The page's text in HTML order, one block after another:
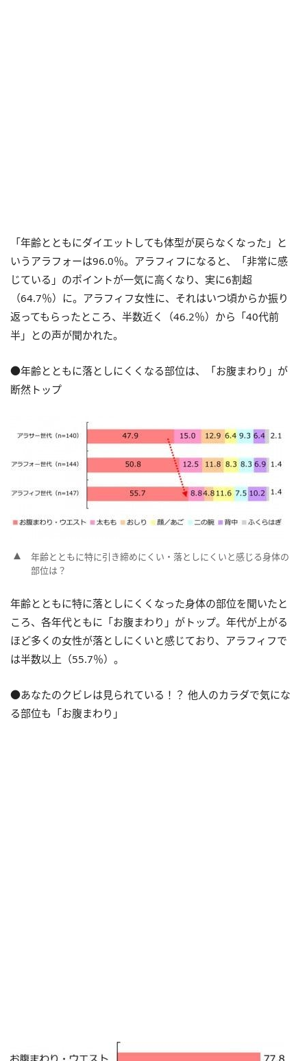
「年齢とともにダイエットしても体型が戻らなくなった」と
いうアラフォーは96.0％。アラフィフになると、「非常に感
じている」のポイントが一気に高くなり、実に6割超
（64.7％）に。アラフィフ女性に、それはいつ頃からか振り
返ってもらったところ、半数近く（46.2％）から「40代前
半」との声が聞かれた。
●年齢とともに落としにくくなる部位は、「お腹まわり」が
断然トップ
年齢とともに特に引き締めにくい・落としにくいと感じる身体の
部位は？
年齢とともに特に落としにくくなった身体の部位を聞いたと
ころ、各年代ともに「お腹まわり」がトップ。年代が上がる
ほど多くの女性が落としにくいと感じており、アラフィフで
は半数以上（55.7％）。
●あなたのクビレは見られている！？ 他人のカラダで気にな
る部位も「お腹まわり」